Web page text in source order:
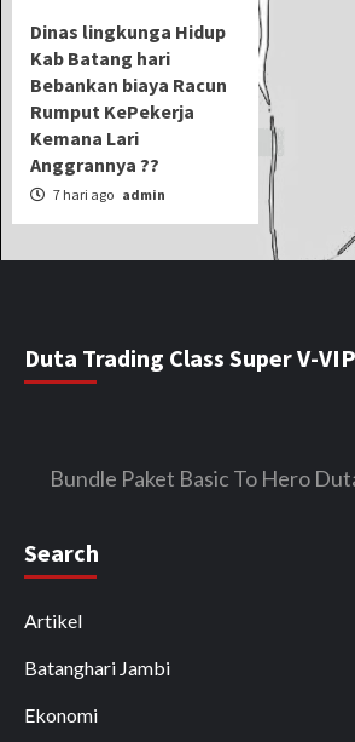
Dinas lingkunga Hidup
Kab Batang hari
Bebankan biaya Racun
Rumput KePekerja
Kemana Lari
Anggrannya ??
7 hari ago admin
Duta Trading Class Super V-VIP
Bundle Paket Basic To Hero
Search
Artikel
Batanghari Jambi
Ekonomi